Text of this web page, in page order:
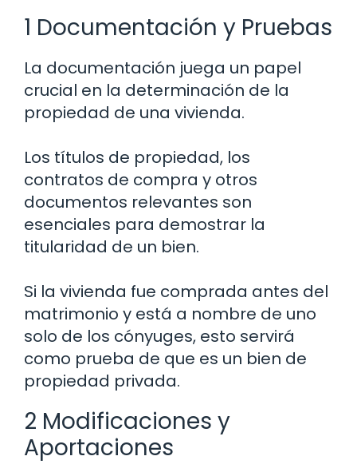
1 Documentación y Pruebas
La documentación juega un papel
crucial en la determinación de la
propiedad de una vivienda.
Los títulos de propiedad, los
contratos de compra y otros
documentos relevantes son
esenciales para demostrar la
titularidad de un bien.
Si la vivienda fue comprada antes del
matrimonio y está a nombre de uno
solo de los cónyuges, esto servirá
como prueba de que es un bien de
propiedad privada.
2 Modificaciones y
Aportaciones